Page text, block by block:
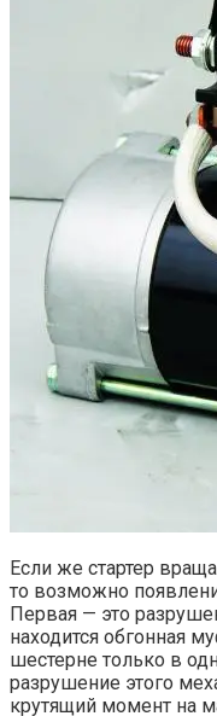
Если же стартер
то возможно
Первая — это
находится обгонная
шестерне только в
разрушение этого
крутящий момент на